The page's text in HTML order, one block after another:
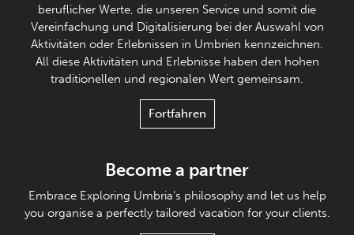
beruflicher Werte, die unseren Service und somit die
Vereinfachung und Digitalisierung bei der Auswahl von
Aktivitäten oder Erlebnissen in Umbrien kennzeichnen.
All diese Aktivitäten und Erlebnisse haben den hohen
traditionellen und regionalen Wert gemeinsam.
Fortfahren
Become a partner
Embrace Exploring Umbria's philosophy and let us help
you organise a perfectly tailored vacation for your clients.